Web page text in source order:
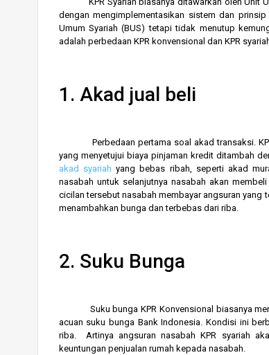
dengan mengimplementasikan sistem dan
Umum Syariah (BUS) tetapi tidak menutup
adalah perbedaan KPR konvensional dan KPR
1. Akad jual beli
Perbedaan pertama soal akad transaksi. KPR
yang menyetujui biaya pinjaman kredit ditambah
akad syariah yang bebas ribah, seperti akad
nasabah untuk selanjutnya nasabah akan
cicilan tersebut nasabah membayar angsuran
menambahkan bunga dan terbebas dari riba.
2. Suku Bunga
Suku bunga KPR Konvensional biasanya
acuan suku bunga Bank Indonesia. Kondisi ini
riba. Artinya angsuran nasabah KPR syariah
keuntungan penjualan rumah kepada nasabah.